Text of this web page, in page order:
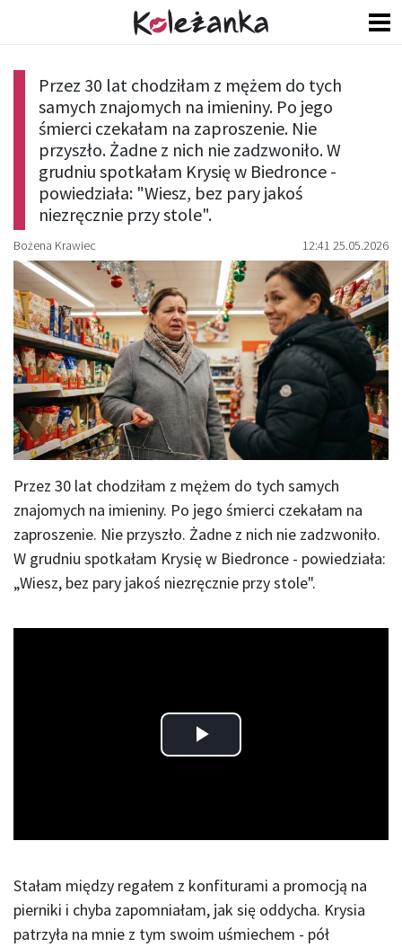
Przez 30 lat chodziłam z mężem do tych
samych znajomych na imieniny. Po jego
śmierci czekałam na zaproszenie. Nie
przyszło. Żadne z nich nie zadzwoniło. W
grudniu spotkałam Krysię w Biedronce -
powiedziała: "Wiesz, bez pary jakoś
niezręcznie przy stole".
Bożena Krawiec 12:41 25.05.2026
Przez 30 lat chodziłam z mężem do tych samych
znajomych na imieniny. Po jego śmierci czekałam na
zaproszenie. Nie przyszło. Żadne z nich nie zadzwoniło.
W grudniu spotkałam Krysię w Biedronce - powiedziała:
„Wiesz, bez pary jakoś niezręcznie przy stole".
Play
Stałam między regałem z konfiturami a promocją na
pierniki i chyba zapomniałam, jak się oddycha. Krysia
patrzyła na mnie z tym swoim uśmiechem - pół